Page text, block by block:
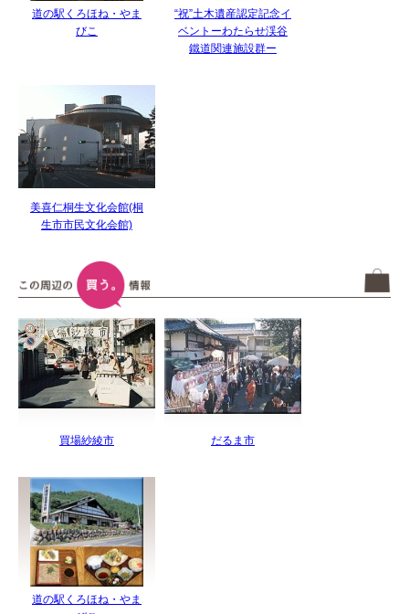
道の駅くろほね・やま
びこ
“祝”土木遺産認定記念イ
ベントーわたらせ渓谷
鐵道関連施設群ー
美喜仁桐生文化会館(桐
生市市民文化会館)
買場紗綾市 だるま市
道の駅くろほね・やま